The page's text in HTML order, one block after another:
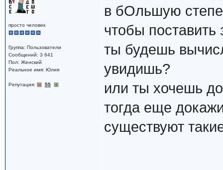
просто человек
Группа: Пользователи
Сообщений: 3 641
Пол: Женский
Реальное имя: Юлия
Репутация: 55
в бОльшую
чтобы
ты будешь
увидишь?
или ты хочешь
тогда еще
существуют